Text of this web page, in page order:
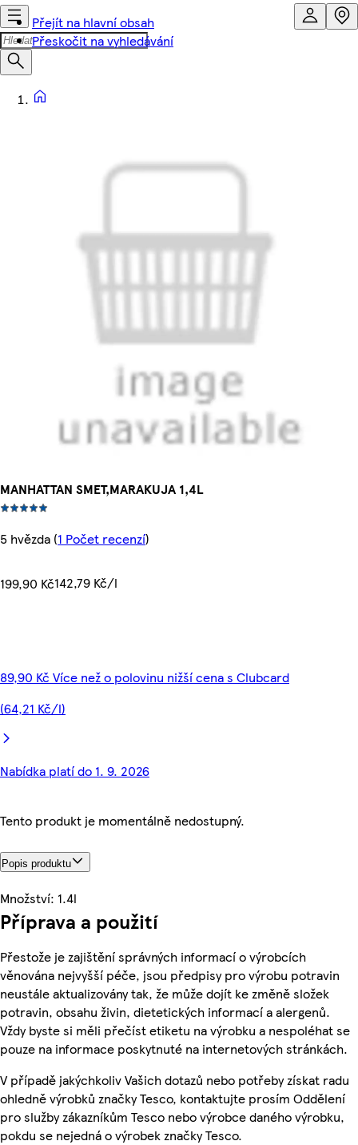
Přejít na hlavní obsah
Přeskočit na vyhledávání
MANHATTAN SMET,MARAKUJA 1,4L
5 hvězda (1 Počet recenzí)
199,90 Kč142,79 Kč/l
89,90 Kč Více než o polovinu nižší cena s Clubcard
(64,21 Kč/l)
Nabídka platí do 1. 9. 2026
Tento produkt je momentálně nedostupný.
Popis produktu
Množství: 1.4l
Příprava a použití
Přestože je zajištění správných informací o výrobcích
věnována nejvyšší péče, jsou předpisy pro výrobu potravin
neustále aktualizovány tak, že může dojít ke změně složek
potravin, obsahu živin, dietetických informací a alergenů.
Vždy byste si měli přečíst etiketu na výrobku a nespoléhat se
pouze na informace poskytnuté na internetových stránkách.
V případě jakýchkoliv Vašich dotazů nebo potřeby získat radu
ohledně výrobků značky Tesco, kontaktujte prosím Oddělení
pro služby zákazníkům Tesco nebo výrobce daného výrobku,
pokdu se nejedná o výrobek značky Tesco.